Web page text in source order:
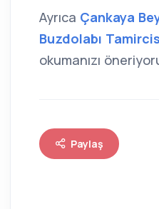
Ayrıca Çankaya
Buzdolabı
okumanızı
Paylaş